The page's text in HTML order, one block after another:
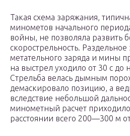
Такая схема заряжания,
минометов начального
войны, не позволяла развить
скорострельность.
метательного заряда и мины
на выстрел уходило от 30 с до
Стрельба велась дымным
демаскировало позицию, а
вследствие небольшой
минометный расчет
расстоянии всего 200—300 м